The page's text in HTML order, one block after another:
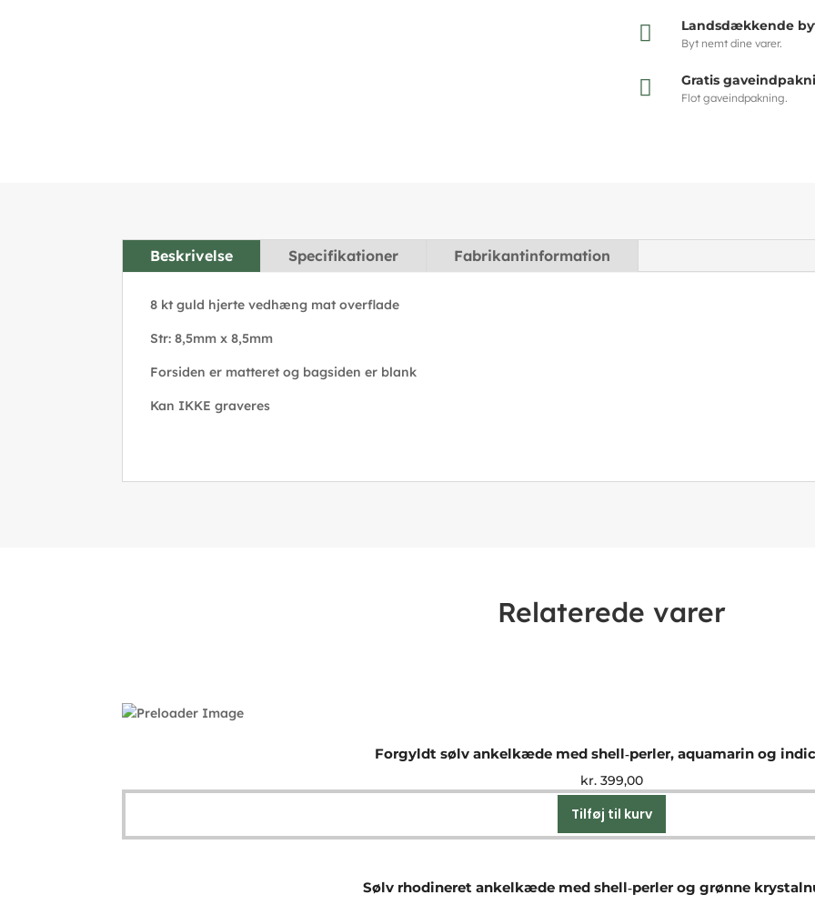
 Landsdækkende
Byt nemt dine varer.
 Gratis
Flot gaveindpakning.
Beskrivelse Specifikationer Fabrikantinformation
8 kt guld hjerte vedhæng mat overflade
Str: 8,5mm x 8,5mm
Forsiden er matteret og bagsiden er blank
Kan IKKE graveres
Relaterede varer
Forgyldt sølv ankelkæde med shell‑perler, aquamarin og
kr.399,00
Tilføj til kurv
Sølv rhodineret ankelkæde med shell‑perler og grønne